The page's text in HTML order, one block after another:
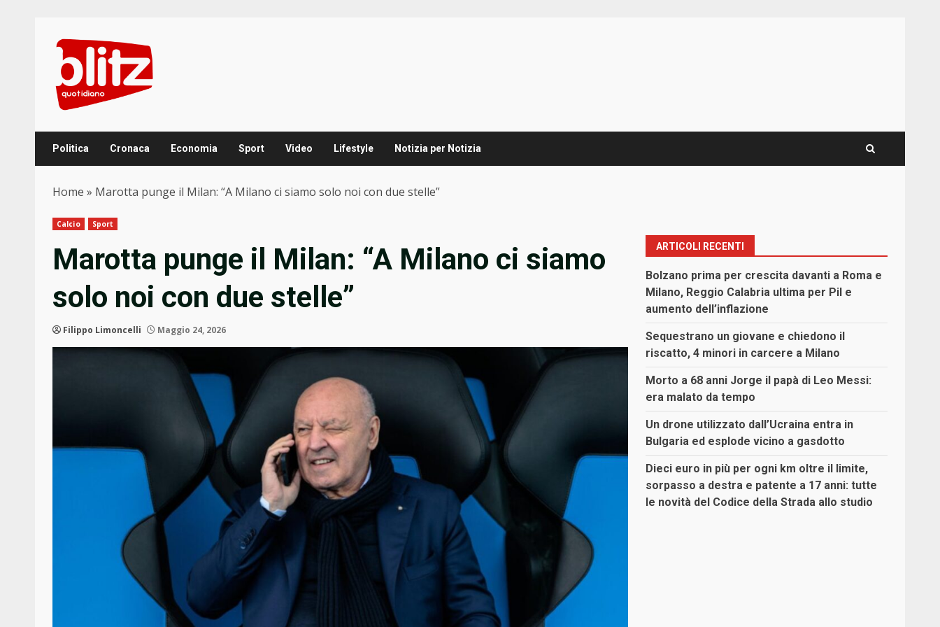
content
Politica Cronaca Economia Sport Video Lifestyle Notizia per Notizia
Home » Marotta punge il Milan: “A Milano ci siamo solo noi con due stelle”
Calcio Sport
Marotta punge il Milan: “A Milano ci siamo
solo noi con due stelle”
Filippo Limoncelli Maggio 24, 2026
ARTICOLI RECENTI
Bolzano prima per crescita davanti a Roma e
Milano, Reggio Calabria ultima per Pil e
aumento dell’inflazione
Sequestrano un giovane e chiedono il
riscatto, 4 minori in carcere a Milano
Morto a 68 anni Jorge il papà di Leo Messi:
era malato da tempo
Un drone utilizzato dall’Ucraina entra in
Bulgaria ed esplode vicino a gasdotto
Dieci euro in più per ogni km oltre il limite,
sorpasso a destra e patente a 17 anni: tutte
le novità del Codice della Strada allo studio